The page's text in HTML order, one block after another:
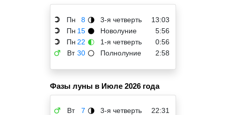
☽ Пн 8 🌗 3-я четверть 13:03
☽ Пн 15 🌑 Новолуние 5:56
☽ Пн 22 🌓 1-я четверть 0:56
♂ Вт 30 🌕 Полнолуние 2:58
Фазы луны в Июле 2026 года
♂ Вт 7 🌗 3-я четверть 22:31